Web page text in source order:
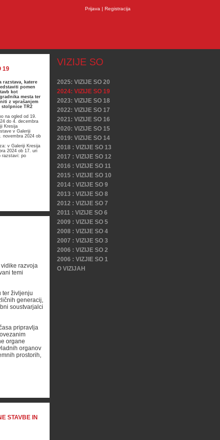
Prijava | Registracija
19
razstava, katere
pomen
kot
gradnika mesta ter
z vprašanjem
TR2
na ogled od 19.
do 4. decembra
Kresija
v Galeriji
novembra 2024 ob
v Galeriji Kresija
2024 ob 17. uri
razstavi: po
razvoja
temi
ter življenju
generacij,
soustvarjalci
pripravlja
organe
organov
prostorih,
STAVBE IN
VIZIJE SO
2025: VIZIJE SO 20
2024: VIZIJE SO 19
2023: VIZIJE SO 18
2022: VIZIJE SO 17
2021: VIZIJE SO 16
2020: VIZIJE SO 15
2019: VIZIJE SO 14
2018 : VIZIJE SO 13
2017 : VIZIJE SO 12
2016 : VIZIJE SO 11
2015 : VIZIJE SO 10
2014 : VIZIJE SO 9
2013 : VIZIJE SO 8
2012 : VIZIJE SO 7
2011 : VIZIJE SO 6
2009 : VIZIJE SO 5
2008 : VIZIJE SO 4
2007 : VIZIJE SO 3
2006 : VIZIJE SO 2
2006 : VIZJIE SO 1
O VIZIJAH